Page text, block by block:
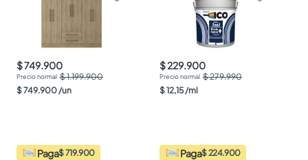
$ 749.900
$ 1.199.900
$749.900 /un
Paga$ 719.900
$ 229.900
$ 279.990
$12,15 /ml
Paga$ 224.900